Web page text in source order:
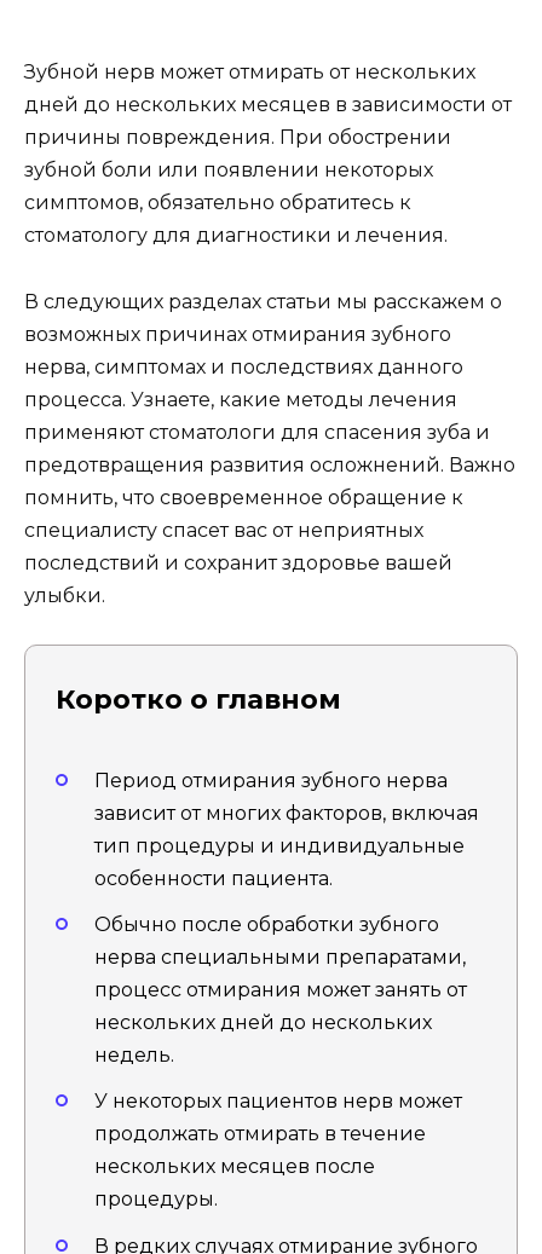
Зубной нерв может отмирать от нескольких
дней до нескольких месяцев в зависимости от
причины повреждения. При обострении
зубной боли или появлении некоторых
симптомов, обязательно обратитесь к
стоматологу для диагностики и лечения.
В следующих разделах статьи мы расскажем о
возможных причинах отмирания зубного
нерва, симптомах и последствиях данного
процесса. Узнаете, какие методы лечения
применяют стоматологи для спасения зуба и
предотвращения развития осложнений. Важно
помнить, что своевременное обращение к
специалисту спасет вас от неприятных
последствий и сохранит здоровье вашей
улыбки.
Коротко о главном
Период отмирания зубного нерва
зависит от многих факторов, включая
тип процедуры и индивидуальные
особенности пациента.
Обычно после обработки зубного
нерва специальными препаратами,
процесс отмирания может занять от
нескольких дней до нескольких
недель.
У некоторых пациентов нерв может
продолжать отмирать в течение
нескольких месяцев после
процедуры.
В редких случаях отмирание зубного